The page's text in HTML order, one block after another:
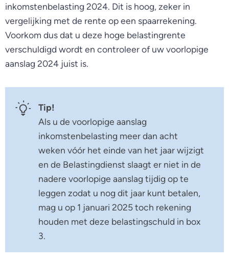
inkomstenbelasting 2024. Dit is hoog, zeker in
vergelijking met de rente op een spaarrekening.
Voorkom dus dat u deze hoge belastingrente
verschuldigd wordt en controleer of uw voorlopige
aanslag 2024 juist is.
Tip!
Als u de voorlopige aanslag
inkomstenbelasting meer dan acht
weken vóór het einde van het jaar wijzigt
en de Belastingdienst slaagt er niet in de
nadere voorlopige aanslag tijdig op te
leggen zodat u nog dit jaar kunt betalen,
mag u op 1 januari 2025 toch rekening
houden met deze belastingschuld in box
3.